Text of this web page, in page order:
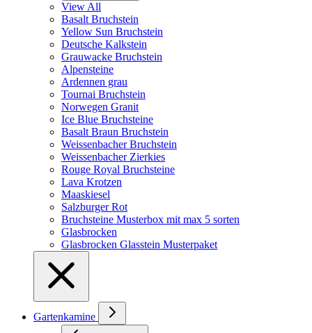
View All
Basalt Bruchstein
Yellow Sun Bruchstein
Deutsche Kalkstein
Grauwacke Bruchstein
Alpensteine
Ardennen grau
Tournai Bruchstein
Norwegen Granit
Ice Blue Bruchsteine
Basalt Braun Bruchstein
Weissenbacher Bruchstein
Weissenbacher Zierkies
Rouge Royal Bruchsteine
Lava Krotzen
Maaskiesel
Salzburger Rot
Bruchsteine Musterbox mit max 5 sorten
Glasbrocken
Glasbrocken Glasstein Musterpaket
Gartenkamine